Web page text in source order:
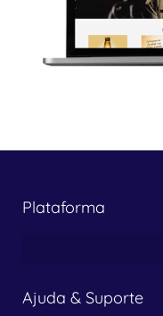
Plataforma
Ajuda & Suporte